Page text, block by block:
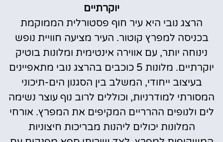
יוקרתיים
הרצג נובי היא עיר חוף פסטורלית הממוקמת
בכניסה למפרץ קוטור. העיר מציעה חוויית נופש
נינוחה יותר, עם אווירה אינטימית ומלונות בוטיק
יוקרתיים. מלונות 5 כוכבים בהרצג נובי מתאפיינים
בעיצוב ייחודי, המשלב בין הסגנון הים-תיכוני
המסורתי למודרניות, וכוללים לרוב נוף עוצר נשימה
לים ולנופים ההרריים המקיפים את המפרץ. אורחי
המלונות יכולים ליהנות מבריכות חיצוניות